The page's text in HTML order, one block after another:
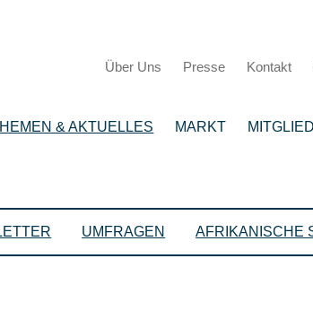
Über Uns Presse Kontakt
& AKTUELLES MARKT
UMFRAGEN AFRIKANISCHE